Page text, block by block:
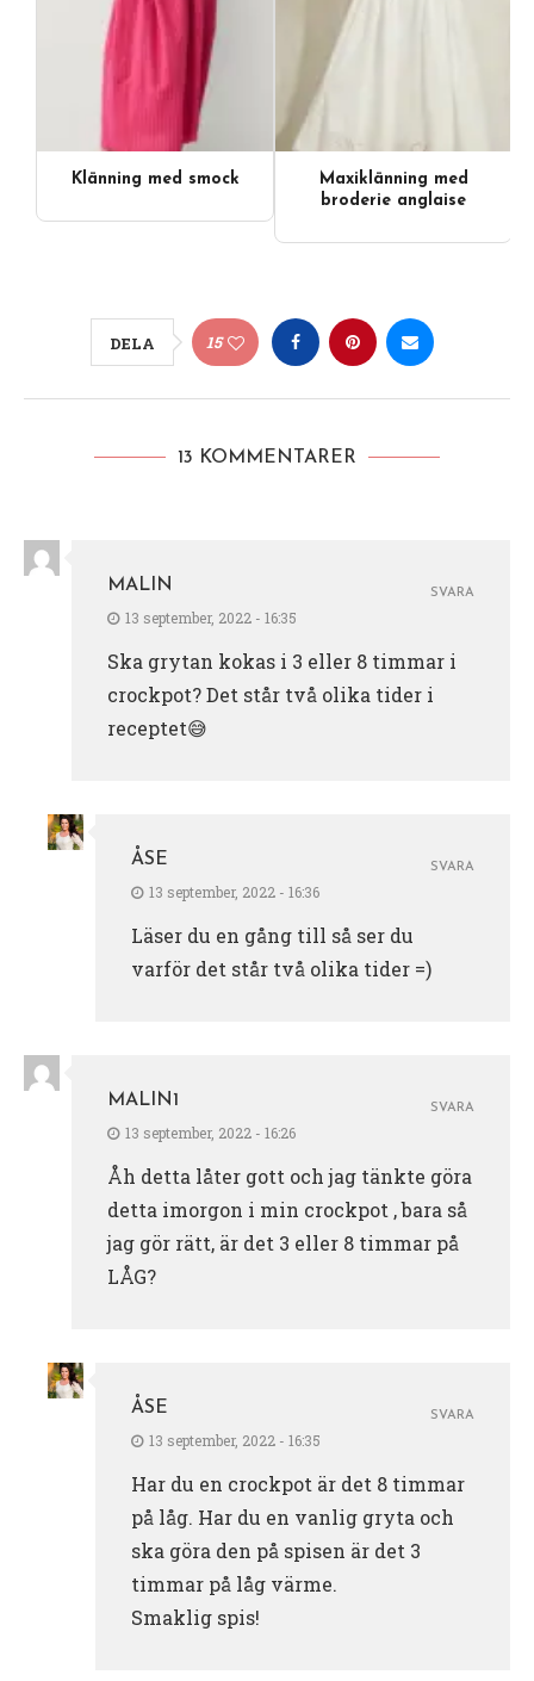
Klänning med smock
Maxiklänning med
broderie anglaise
DELA 15
13 KOMMENTARER
MALIN
13 september, 2022 - 16:35
Ska grytan kokas i 3 eller 8 timmar i
crockpot? Det står två olika tider i
receptet😅
SVARA
ÅSE
13 september, 2022 - 16:36
Läser du en gång till så ser du
varför det står två olika tider =)
SVARA
MALIN1
13 september, 2022 - 16:26
Åh detta låter gott och jag tänkte göra
detta imorgon i min crockpot , bara så
jag gör rätt, är det 3 eller 8 timmar på
LÅG?
SVARA
ÅSE
13 september, 2022 - 16:35
Har du en crockpot är det 8 timmar
på låg. Har du en vanlig gryta och
ska göra den på spisen är det 3
timmar på låg värme.
Smaklig spis!
SVARA